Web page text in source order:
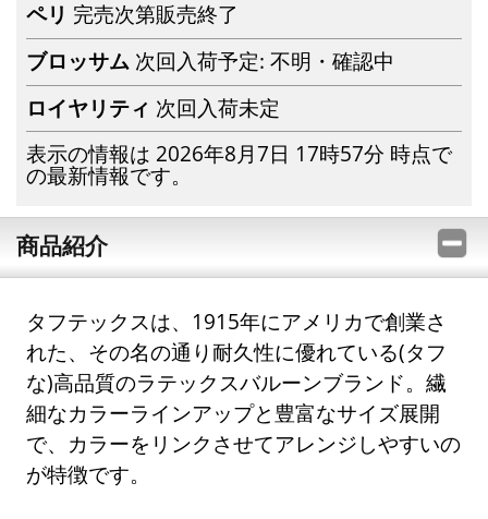
ペリ 完売次第販売終了
ブロッサム 次回入荷予定: 不明・確認中
ロイヤリティ 次回入荷未定
表示の情報は 2026年8月7日 17時57分 時点で
の最新情報です。
商品紹介
タフテックスは、1915年にアメリカで創業さ
れた、その名の通り耐久性に優れている(タフ
な)高品質のラテックスバルーンブランド。繊
細なカラーラインアップと豊富なサイズ展開
で、カラーをリンクさせてアレンジしやすいの
が特徴です。